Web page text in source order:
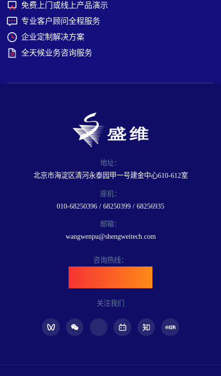
免费上门或线上产品演示
专业客户顾问全程服务
企业定制解决方案
全天候业务咨询服务
地址：
北京市海淀区清河永泰园甲一号建金中心610-612室
座机：
010-68250396 / 68250399 / 68256935
邮箱：
wangwenpu@shengweitech.com
咨询热线：
关注我们